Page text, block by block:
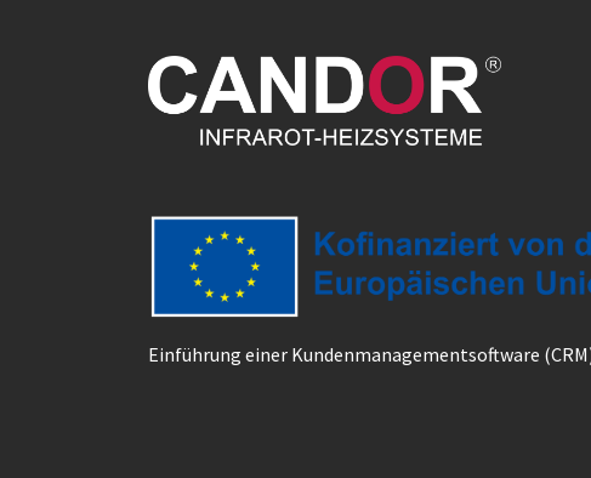
Einführung einer Kundenmanagementsoftware